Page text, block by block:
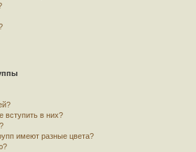
вступить в них?
имеют разные цвета?